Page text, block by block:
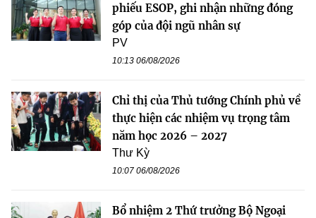
phiếu ESOP, ghi nhận những đóng
góp của đội ngũ nhân sự
PV
10:13 06/08/2026
Chỉ thị của Thủ tướng Chính phủ về
thực hiện các nhiệm vụ trọng tâm
năm học 2026 – 2027
Thư Kỳ
10:07 06/08/2026
Bổ nhiệm 2 Thứ trưởng Bộ Ngoại